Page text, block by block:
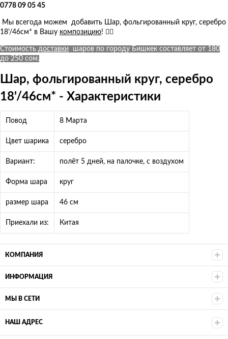
0778 09 05 45
Мы всегода можем добавить Шар, фольгированный круг, серебро
18'/46см* в Вашу композицию! 👍🏻
Стоимость доставки шаров по городу Бишкек составляет от 180
до 250 сом.
Шар, фольгированный круг, серебро
18'/46см* - Характеристики
Повод 8 Марта
Цвет шарика серебро
Вариант: полёт 5 дней, на палочке, с воздухом
Форма шара круг
размер шара 46 см
Приехали из: Китая
КОМПАНИЯ
ИНФОРМАЦИЯ
МЫ В СЕТИ
НАШ АДРЕС